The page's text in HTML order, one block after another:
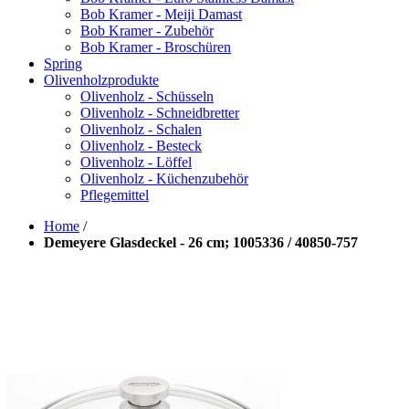
Bob Kramer - Meiji Damast
Bob Kramer - Zubehör
Bob Kramer - Broschüren
Spring
Olivenholzprodukte
Olivenholz - Schüsseln
Olivenholz - Schneidbretter
Olivenholz - Schalen
Olivenholz - Besteck
Olivenholz - Löffel
Olivenholz - Küchenzubehör
Pflegemittel
Home /
Demeyere Glasdeckel - 26 cm; 1005336 / 40850-757